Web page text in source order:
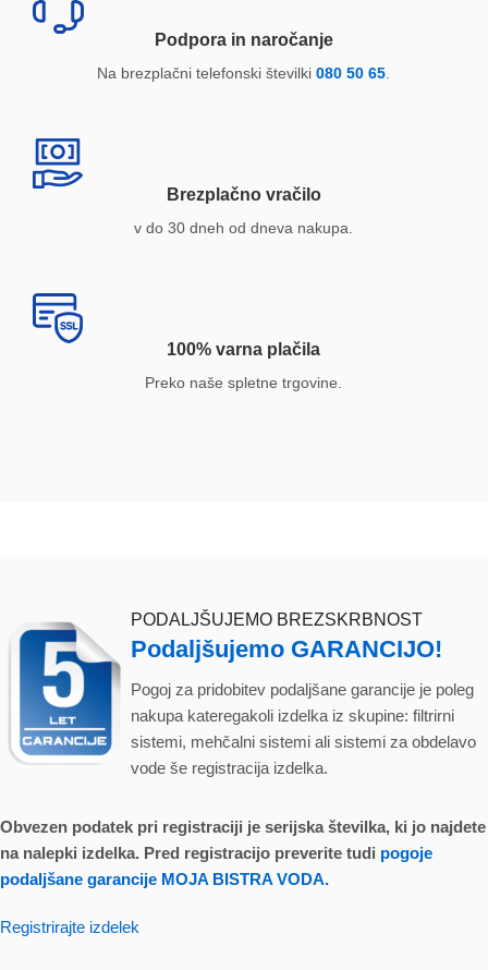
Podpora in naročanje
Na brezplačni telefonski številki080 50 65
Brezplačno vračilo
v do 30 dneh od dneva nakupa.
100% varna plačila
Preko naše spletne trgovine.
PODALJŠUJEMO BREZSKRBNOST
Podaljšujemo GARANCIJO!
Pogoj za pridobitev podaljšane garancije je poleg
nakupa kateregakoli izdelka iz skupine: filtrirni
sistemi, mehčalni sistemi ali sistemi za obdelavo
vode še registracija izdelka.
Obvezen podatek pri registraciji je serijska številka, ki jo najdete
na nalepki izdelka. Pred registracijo preverite tudi pogoje
podaljšane garancije MOJA BISTRA VODA.
Registrirajte izdelek